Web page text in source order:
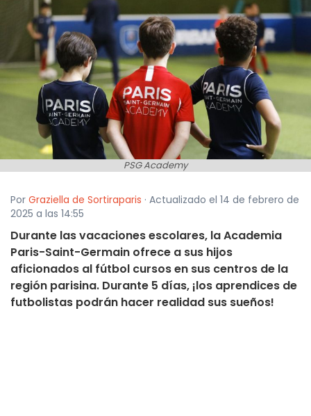
PSG Academy
Por Graziella de Sortiraparis · Actualizado el 14 de febrero de
2025 a las 14:55
Durante las vacaciones escolares, la Academia
Paris-Saint-Germain ofrece a sus hijos
aficionados al fútbol cursos en sus centros de la
región parisina. Durante 5 días, ¡los aprendices de
futbolistas podrán hacer realidad sus sueños!